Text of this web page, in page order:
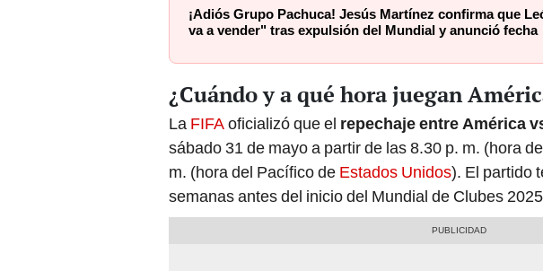
¡Adiós Grupo Pachuca! Jesús Martínez confirma que
va a vender" tras expulsión del Mundial y anunció fecha
¿Cuándo y a qué hora juegan
La FIFAoficializó que el repechaje entre América
sábado 31 de mayo a partir de las 8.30 p. m. (hora
m. (hora del Pacífico de Estados Unidos). El partido
semanas antes del inicio del Mundial de Clubes